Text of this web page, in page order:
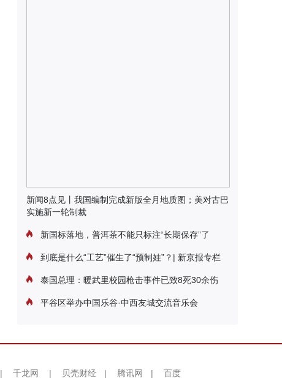
新闻8点见丨我国编制完成新版全月地质图；美对古巴
实施新一轮制裁
新国标落地，普洱茶不能只标注“长期保存”了
到底是什么“工艺”催生了“预制娃”？| 新京报专栏
泰国总理：暖武里校园枪击事件已致8死30余伤
平谷区举办中国乐谷·中西友城交流音乐会
| 千龙网 | 贝壳财经 | 腾讯网 | 百度